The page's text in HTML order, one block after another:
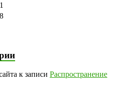
к записи Распространение